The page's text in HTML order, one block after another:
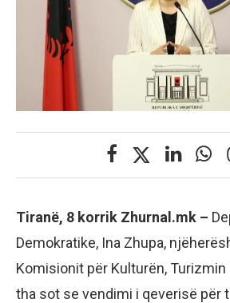
Tiranë, 8 korrik Zhurnal.mk –
Demokratike, Ina Zhupa,
Komisionit për Kulturën, Turizmin
tha sot se vendimi i qeverisë për